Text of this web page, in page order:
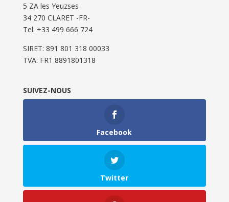
5 ZA les Yeuzses
34 270 CLARET -FR-
Tel: ‭+33 499 666 724‬
SIRET: 891 801 318 00033
TVA: FR1 8891801318
SUIVEZ-NOUS
Facebook
Twitter